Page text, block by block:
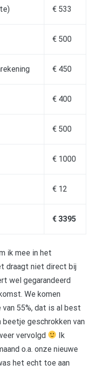
€ 533
€ 500
€ 450
€ 400
€ 500
€ 1000
€ 12
€ 3395
ik mee in het
draagt niet direct bij
wel gegarandeerd
We komen
55%, dat is al best
beetje geschrokken van
vervolgd
Ik
o.a. onze nieuwe
het echt toe aan